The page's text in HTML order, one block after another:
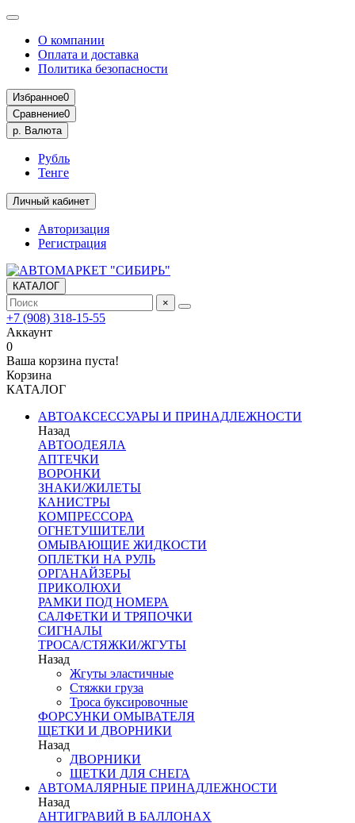
О компании
Оплата и доставка
Политика безопасности
Избранное0
Сравнение0
р. Валюта
Рубль
Тенге
Личный кабинет
Авторизация
Регистрация
КАТАЛОГ
×
+7 (908) 318-15-55
Аккаунт
0
Ваша корзина пуста!
Корзина
КАТАЛОГ
АВТОАКСЕССУАРЫ И ПРИНАДЛЕЖНОСТИ
Назад
АВТООДЕЯЛА
АПТЕЧКИ
ВОРОНКИ
ЗНАКИ/ЖИЛЕТЫ
КАНИСТРЫ
КОМПРЕССОРА
ОГНЕТУШИТЕЛИ
ОМЫВАЮЩИЕ ЖИДКОСТИ
ОПЛЕТКИ НА РУЛЬ
ОРГАНАЙЗЕРЫ
ПРИКОЛЮХИ
РАМКИ ПОД НОМЕРА
САЛФЕТКИ И ТРЯПОЧКИ
СИГНАЛЫ
ТРОСА/СТЯЖКИ/ЖГУТЫ
Назад
Жгуты эластичные
Стяжки груза
Троса буксировочные
ФОРСУНКИ ОМЫВАТЕЛЯ
ЩЕТКИ И ДВОРНИКИ
Назад
ДВОРНИКИ
ЩЕТКИ ДЛЯ СНЕГА
АВТОМАЛЯРНЫЕ ПРИНАДЛЕЖНОСТИ
Назад
АНТИГРАВИЙ В БАЛЛОНАХ